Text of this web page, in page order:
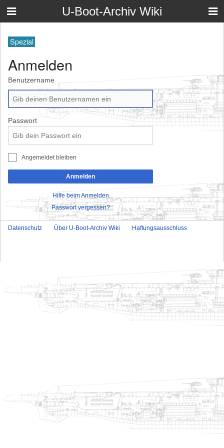
U-Boot-Archiv Wiki
Spezial
Anmelden
Benutzername
Passwort
Angemeldet bleiben
Anmelden
Hilfe beim Anmelden
Passwort vergessen?
Datenschutz Über U-Boot-Archiv Wiki Haftungsausschluss